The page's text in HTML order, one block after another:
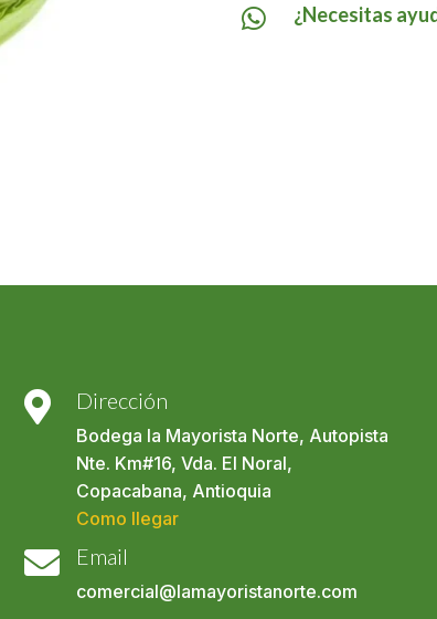
 ¿Necesitas
 Dirección
Bodega la Mayorista Norte, Autopista
Nte. Km#16, Vda. El Noral,
Copacabana, Antioquia
Como llegar
 Email
comercial@lamayoristanorte.com